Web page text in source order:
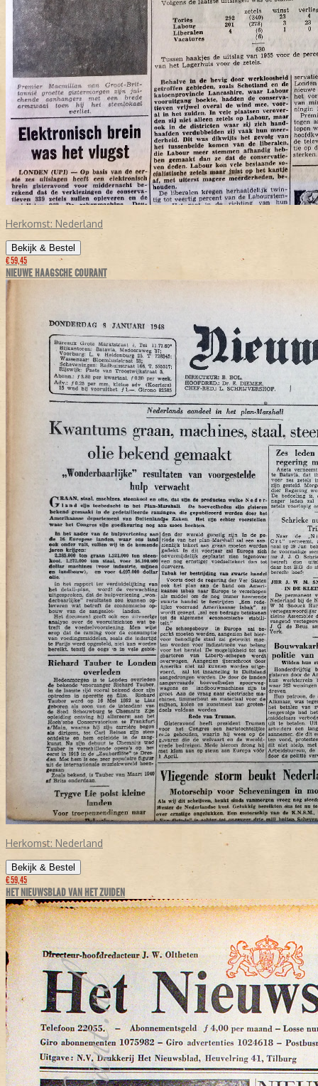
Herkomst: Nederland
Bekijk & Bestel
€ 59,45
NIEUWE HAAGSCHE COURANT
Herkomst: Nederland
Bekijk & Bestel
€ 59,45
HET NIEUWSBLAD VAN HET ZUIDEN